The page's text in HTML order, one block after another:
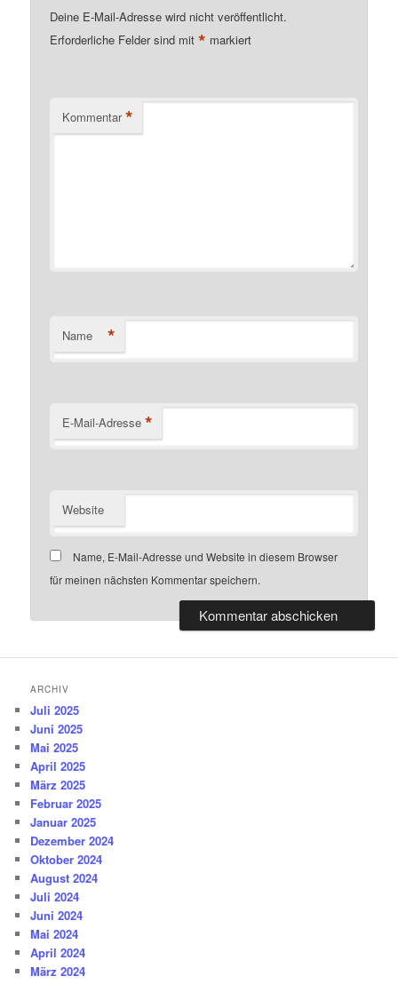
Deine E-Mail-Adresse wird nicht veröffentlicht.
Erforderliche Felder sind mit* markiert
Kommentar *
Name *
E-Mail-Adresse *
Website
Name, E-Mail-Adresse und Website in diesem Browser
für meinen nächsten Kommentar speichern.
ARCHIV
Juli 2025
Juni 2025
Mai 2025
April 2025
März 2025
Februar 2025
Januar 2025
Dezember 2024
Oktober 2024
August 2024
Juli 2024
Juni 2024
Mai 2024
April 2024
März 2024